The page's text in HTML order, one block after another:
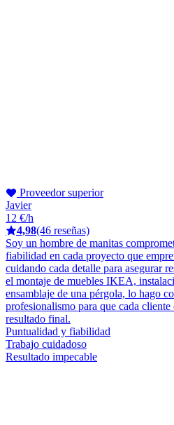
Proveedor superior
Javier
12 €/h
4,98(46 reseñas)
Soy un hombre de manitas
fiabilidad en cada proyecto que
cuidando cada detalle para asegurar
el montaje de muebles IKEA,
ensamblaje de una pérgola, lo hago
profesionalismo para que cada cliente
resultado final.
Puntualidad y fiabilidad
Trabajo cuidadoso
Resultado impecable